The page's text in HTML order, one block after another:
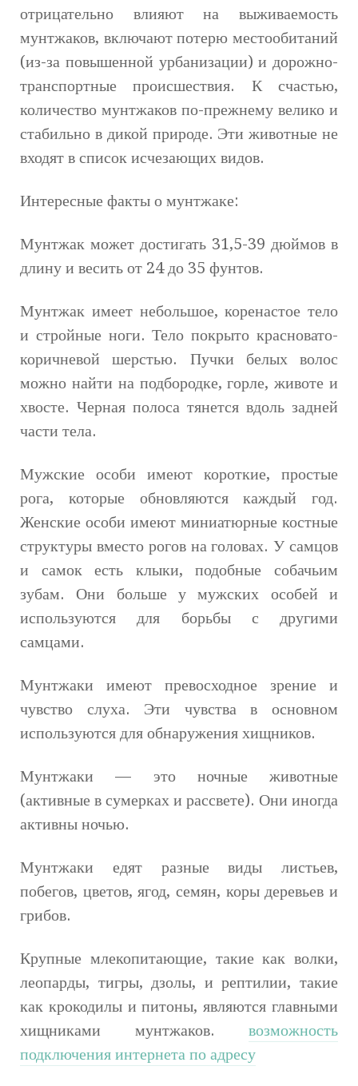
отрицательно влияют на выживаемость
мунтжаков, включают потерю местообитаний
(из-за повышенной урбанизации) и дорожно-
транспортные происшествия. К счастью,
количество мунтжаков по-прежнему велико и
стабильно в дикой природе. Эти животные не
входят в список исчезающих видов.
Интересные факты о мунтжаке:
Мунтжак может достигать 31,5-39 дюймов в
длину и весить от 24 до 35 фунтов.
Мунтжак имеет небольшое, коренастое тело
и стройные ноги. Тело покрыто красновато-
коричневой шерстью. Пучки белых волос
можно найти на подбородке, горле, животе и
хвосте. Черная полоса тянется вдоль задней
части тела.
Мужские особи имеют короткие, простые
рога, которые обновляются каждый год.
Женские особи имеют миниатюрные костные
структуры вместо рогов на головах. У самцов
и самок есть клыки, подобные собачьим
зубам. Они больше у мужских особей и
используются для борьбы с другими
самцами.
Мунтжаки имеют превосходное зрение и
чувство слуха. Эти чувства в основном
используются для обнаружения хищников.
Мунтжаки — это ночные животные
(активные в сумерках и рассвете). Они иногда
активны ночью.
Мунтжаки едят разные виды листьев,
побегов, цветов, ягод, семян, коры деревьев и
грибов.
Крупные млекопитающие, такие как волки,
леопарды, тигры, дзолы, и рептилии, такие
как крокодилы и питоны, являются главными
хищниками мунтжаков. возможность
подключения интернета по адресу